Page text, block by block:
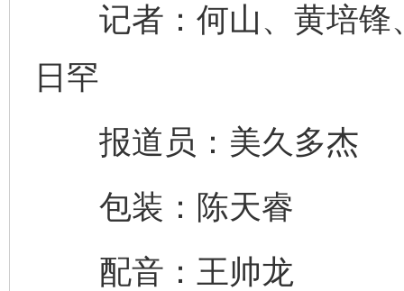
记者：何山、黄培锋
日罕
报道员：美久多杰
包装：陈天睿
配音：王帅龙
完善运行机制助力责任有效落实 一纸欠